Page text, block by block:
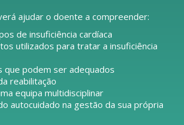
ajudar o doente a compreender:
de insuficiência cardíaca
utilizados para tratar a insuficiência
que podem ser adequados
reabilitação
equipa multidisciplinar
autocuidado na gestão da sua própria